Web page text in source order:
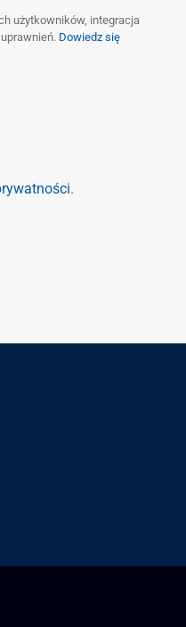
użytkowników, integracja
Dowiedz się
.